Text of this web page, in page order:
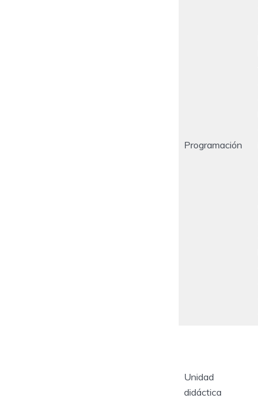
Programación
Unidad
didáctica